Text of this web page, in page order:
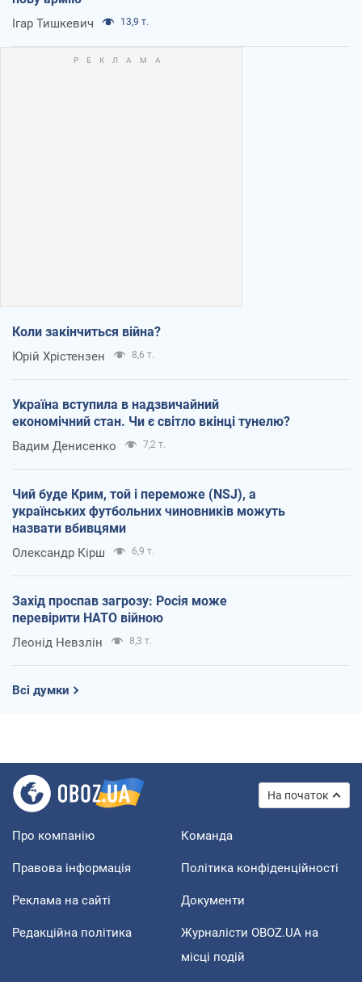
Ігар Тишкевич 13,9 т.
Коли закінчиться війна?
Юрій Хрістензен 8,6 т.
Україна вступила в надзвичайний
економічний стан. Чи є світло вкінці тунелю?
Вадим Денисенко 7,2 т.
Чий буде Крим, той і переможе (NSJ), а
українських футбольних чиновників можуть
назвати вбивцями
Олександр Кірш 6,9 т.
Захід проспав загрозу: Росія може
перевірити НАТО війною
Леонід Невзлін 8,3 т.
Всі думки
На початок
Про компанію Команда
Правова інформація Політика конфіденційності
Реклама на сайті Документи
Редакційна політика
Журналісти OBOZ.UA на
місці подій